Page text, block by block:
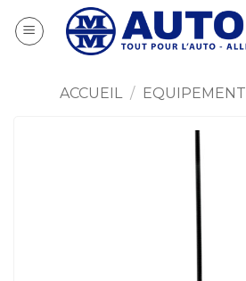
au
ACCUEIL / EQUIPEMENT